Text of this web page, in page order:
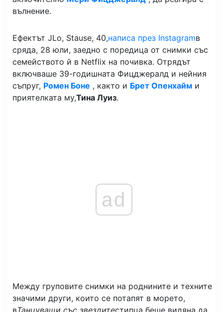
вълнение.
Ефектът JLo, Stause, 40,написа през Instagramв
сряда, 28 юли, заедно с поредица от снимки със
семейството й в Netflix на почивка. Отрядът
включваше 39-годишната Фицджералд и нейния
съпруг, Ромен Боне , както и Брет Опенхайм и
приятелката му,Тина Луиз.
ad
Между груповите снимки на роднините и техните
значими други, които се потапят в морето,